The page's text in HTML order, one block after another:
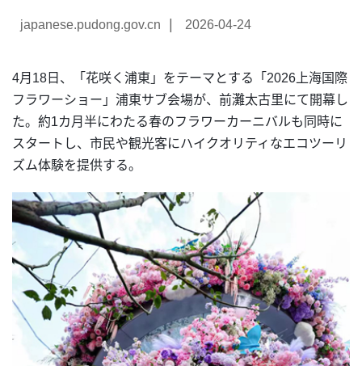
japanese.pudong.gov.cn 2026-04-24
4月18日、「花咲く浦東」をテーマとする「2026上海国際
フラワーショー」浦東サブ会場が、前灘太古里にて開幕し
た。約1カ月半にわたる春のフラワーカーニバルも同時に
スタートし、市民や観光客にハイクオリティなエコツーリ
ズム体験を提供する。